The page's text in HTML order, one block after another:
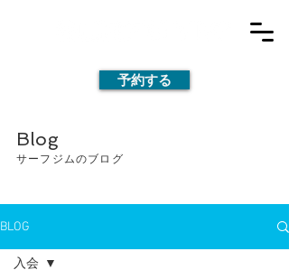
予約する
Blog
サーフジムのブログ
BLOG
入会